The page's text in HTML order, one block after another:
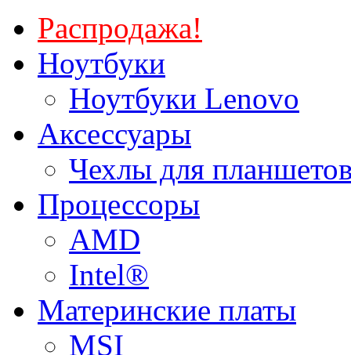
Распродажа!
Ноутбуки
Ноутбуки Lenovo
Аксессуары
Чехлы для
Процессоры
AMD
Intel®
Материнские платы
MSI